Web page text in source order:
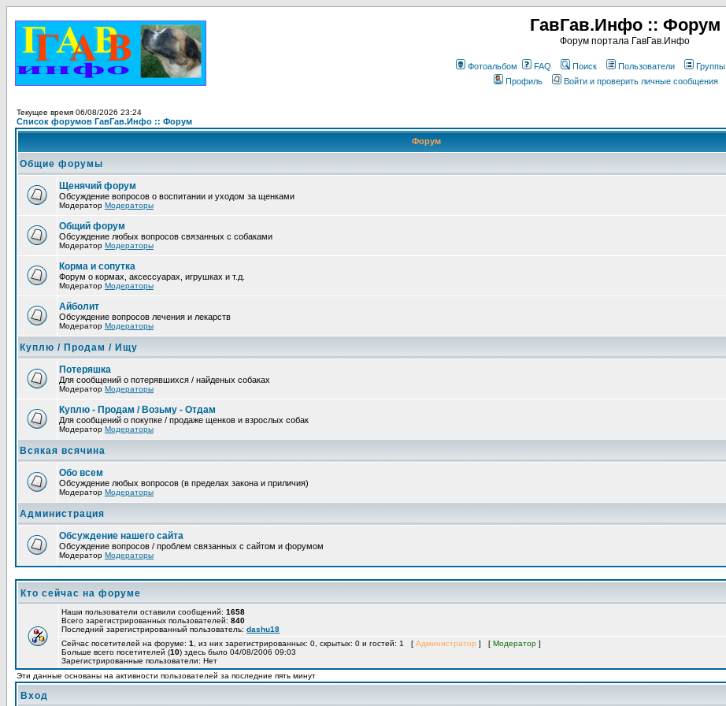
ГавГав.Инфо :: Форум
Форум портала ГавГав.Инфо
Фотоальбом FAQ Поиск Пользователи Группы
Профиль
Войти и проверить личные сообщения
Текущее время 06/08/2026 23:24
Список форумов ГавГав.Инфо :: Форум
Форум
Общие форумы
Щенячий форум
Обсуждение вопросов о воспитании и уходом за щенками
Модератор Модераторы
Общий форум
Обсуждение любых вопросов связанных с собаками
Модератор Модераторы
Корма и сопутка
Форум о кормах, аксессуарах, игрушках и т.д.
Модератор Модераторы
Айболит
Обсуждение вопросов лечения и лекарств
Модератор Модераторы
Куплю / Продам / Ищу
Потеряшка
Для сообщений о потерявшихся / найденых собаках
Модератор Модераторы
Куплю - Продам / Возьму - Отдам
Для сообщений о покупке / продаже щенков и взрослых собак
Модератор Модераторы
Всякая всячина
Обо всем
Обсуждение любых вопросов (в пределах закона и приличия)
Модератор Модераторы
Администрация
Обсуждение нашего сайта
Обсуждение вопросов / проблем связанных с сайтом и форумом
Модератор Модераторы
Кто сейчас на форуме
Наши пользователи оставили сообщений: 1658
Всего зарегистрированных пользователей: 840
Последний зарегистрированный пользователь: dashu18
Сейчас посетителей на форуме: 1 , из них зарегистрированных: 0, скрытых: 0 и гостей: 1 [ Администратор ] [ Модератор ]
Больше всего посетителей (10) здесь было 04/08/2006 09:03
Зарегистрированные пользователи: Нет
Эти данные основаны на активности пользователей за последние пять минут
Вход